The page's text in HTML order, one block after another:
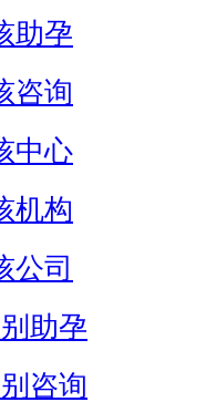
助孕
咨询
中心
机构
公司
助孕
咨询